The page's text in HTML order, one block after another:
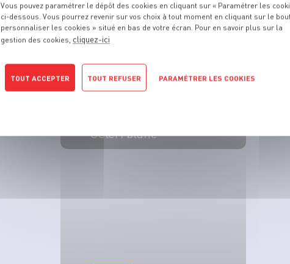
VOIR LE PRODUIT
Céleri blanc
Vous pouvez paramétrer le dépôt des cookies en cliquant sur « Paramétrer les
ci-dessous. Vous pourrez revenir sur vos choix à tout moment en cliquant sur le
personnaliser les cookies » situé en bas de votre écran. Pour en savoir plus sur la
gestion des cookies, cliquez-ici
TOUT ACCEPTER TOUT REFUSER PARAMÉTRER LES COOKIES